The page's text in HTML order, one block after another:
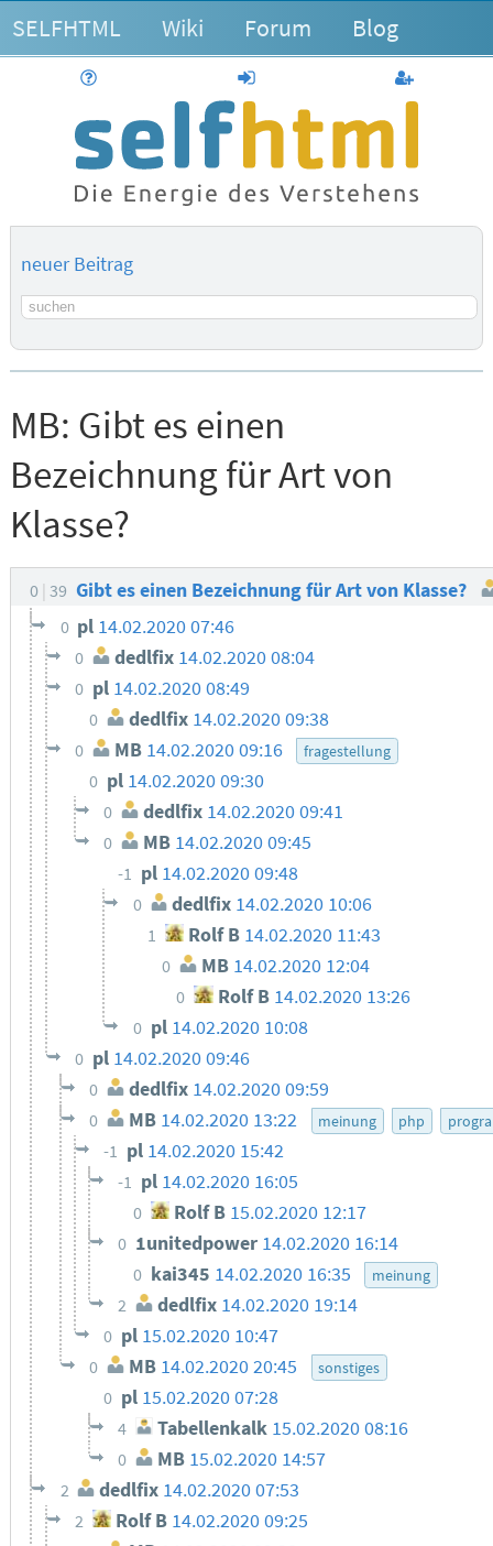
SELFHTML Wiki Forum Blog
anmelden
neuer Beitrag
Suchbegriff
MB: Gibt es einen
Bezeichnung für Art von
Klasse?
0 39 Gibt es einen Bezeichnung für Art von Klasse?
0 pl 14.02.2020 07:46
0 dedlfix 14.02.2020 08:04
0 pl 14.02.2020 08:49
0 dedlfix 14.02.2020 09:38
0 MB 14.02.2020 09:16 fragestellung
0 pl 14.02.2020 09:30
0 dedlfix 14.02.2020 09:41
0 MB 14.02.2020 09:45
-1 pl 14.02.2020 09:48
0 dedlfix 14.02.2020 10:06
1 Rolf B 14.02.2020 11:43
0 MB 14.02.2020 12:04
0 Rolf B 14.02.2020 13:26
0 pl 14.02.2020 10:08
0 pl 14.02.2020 09:46
0 dedlfix 14.02.2020 09:59
0 MB 14.02.2020 13:22 meinung php
-1 pl 14.02.2020 15:42
-1 pl 14.02.2020 16:05
0 Rolf B 15.02.2020 12:17
0 1unitedpower 14.02.2020 16:14
0 kai345 14.02.2020 16:35 meinung
2 dedlfix 14.02.2020 19:14
0 pl 15.02.2020 10:47
0 MB 14.02.2020 20:45 sonstiges
0 pl 15.02.2020 07:28
4 Tabellenkalk 15.02.2020 08:16
0 MB 15.02.2020 14:57
2 dedlfix 14.02.2020 07:53
2 Rolf B 14.02.2020 09:25